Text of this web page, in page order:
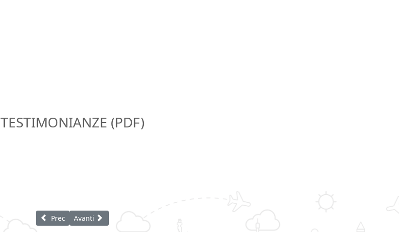
TESTIMONIANZE (PDF)
Articolo precedente: Vitali Antonietta
Prec Articolo successivo: Vitali Carlo
Avanti